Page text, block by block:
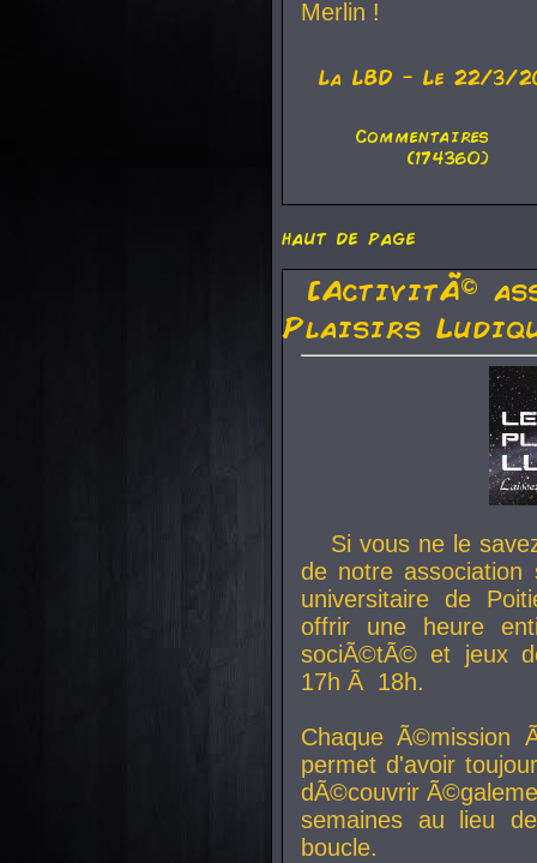
Merlin !
La LBD - Le 22/3/
Commentaires
(174360)
haut de page
[ActivitÃ©
Plaisirs
Si vous ne le
de notre
universitaire de
offrir une heure
sociÃ©tÃ© et jeux
17h Ã 18h.
Chaque Ã©mission
permet d'avoir
dÃ©couvrir
semaines au lieu
boucle.